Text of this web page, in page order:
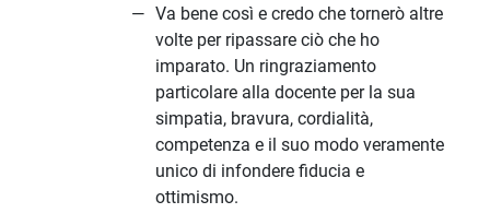
Va bene così e credo che tornerò altre
volte per ripassare ciò che ho
imparato. Un ringraziamento
particolare alla docente per la sua
simpatia, bravura, cordialità,
competenza e il suo modo veramente
unico di infondere fiducia e
ottimismo.